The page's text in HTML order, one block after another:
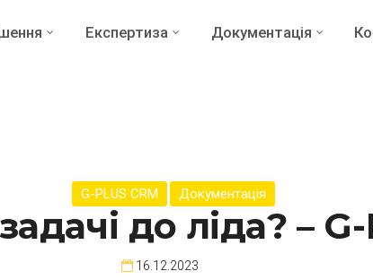
Експертиза Документація
G-PLUS CRM Документація
до ліда? – G-
16.12.2023